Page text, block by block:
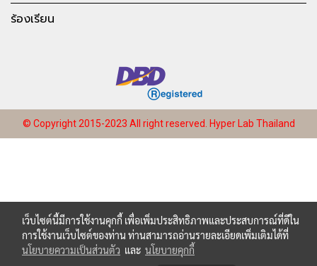
ร้องเรียน
© Copyright 2015-2023 All right reserved. Hyper Lab Thailand
เว็บไซต์นี้มีการใช้งานคุกกี้ เพื่อเพิ่มประสิทธิภาพและประสบการณ์ที่ดีใน
การใช้งานเว็บไซต์ของท่าน ท่านสามารถอ่านรายละเอียดเพิ่มเติมได้ที่
นโยบายความเป็นส่วนตัว และ นโยบายคุกกี้